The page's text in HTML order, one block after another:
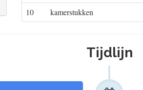
10
kamerstukken
Tijdlijn